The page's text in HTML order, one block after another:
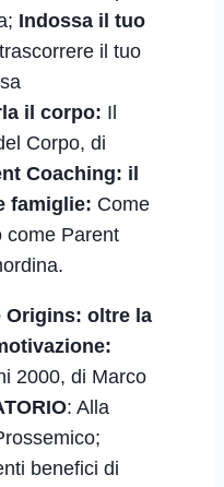
Indossa il tuo
il tuo
il corpo: Il
Corpo, di
Coaching: il
famiglie: Come
come Parent
Origins: oltre la
2000, di Marco
: Alla
benefici di